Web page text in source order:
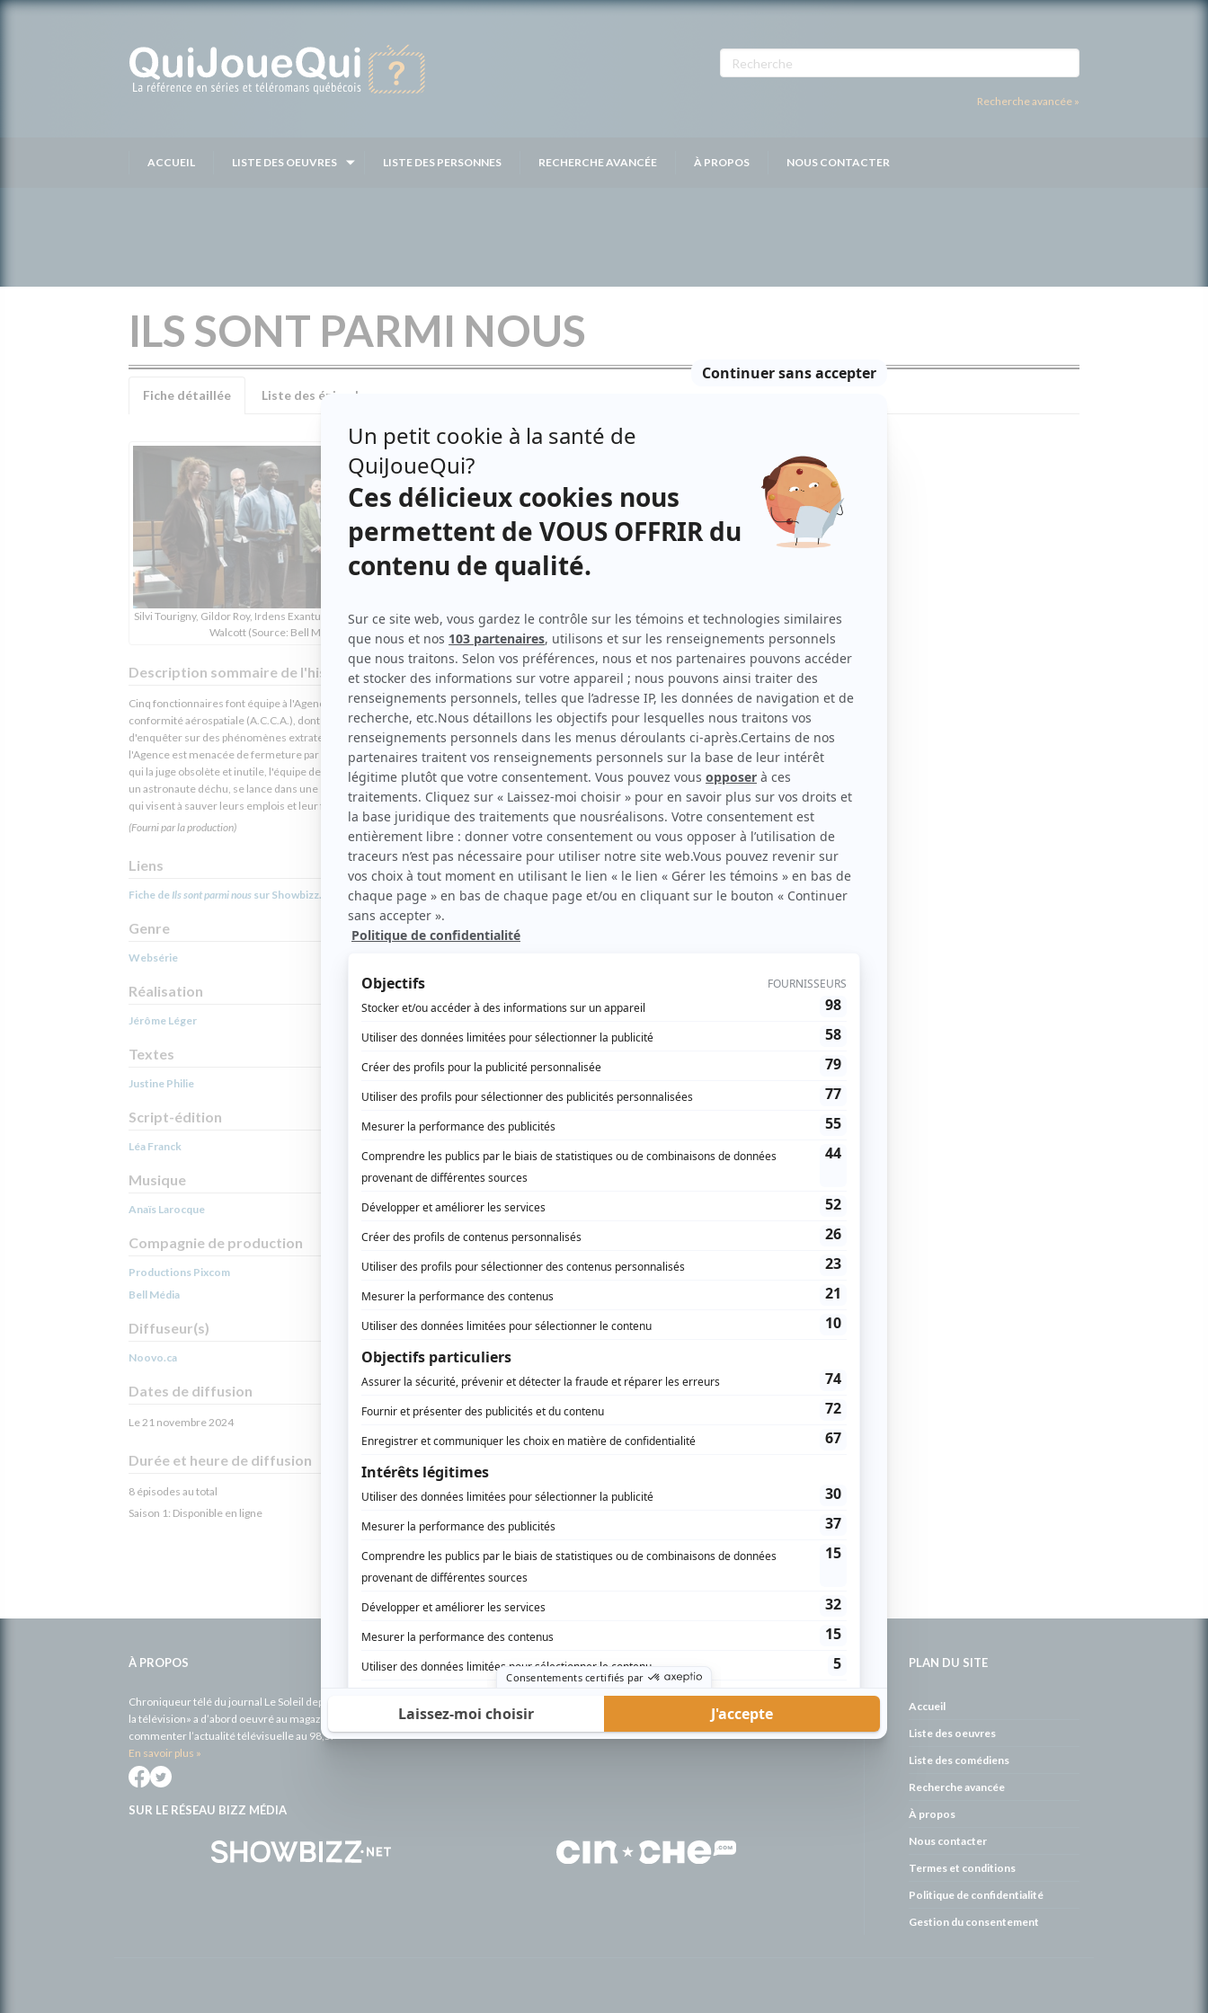
Recherche avancée »
ACCUEIL LISTE DES OEUVRES LISTE DES PERSONNES RECHERCHE AVANCÉE À PROPOS NOUS CONTACTER
ILS SONT PARMI NOUS
Fiche détaillée Liste des épisodes
Silvi Tourigny, Gildor Roy, Irdens Exantus, Julianne Côté, Karl
Walcott (Source: Bell Média)
Description sommaire de l'histoire
Cinq fonctionnaires font équipe à l'Agence canadienne de la
conformité aérospatiale (A.C.C.A.), dont le mandat est
d'enquêter sur des phénomènes extraterrestres. Lorsque
l'Agence est menacée de fermeture par un nouveau ministre
qui la juge obsolète et inutile, l'équipe de l'A.C.C.A., menée par
un astronaute déchu, se lance dans une série de manigances
qui visent à sauver leurs emplois et leur fierté.
(Fourni par la production)
Liens
Fiche de Ils sont parmi nous sur Showbizz.net
Genre
Websérie
Réalisation
Jérôme Léger
Textes
Justine Philie
Script-édition
Léa Franck
Musique
Anaïs Larocque
Compagnie de production
Productions Pixcom
Bell Média
Diffuseur(s)
Noovo.ca
Dates de diffusion
Le 21 novembre 2024
Durée et heure de diffusion
8 épisodes au total
Saison 1: Disponible en ligne
Distribution principale
Jocelyn Terreault
Julianne Côté(Béatrice Thomas
Stéphane Crête(René Ryan)
Silvi Tourigny
Martine McIntyre
Karl Walcott(Maxime Clark
Catherine Proulx-Lemay (Josée Castonguay
Distribution secondaire
Gabriel Infante(Jorge Acosta)
Sophie Prégent(Agente Dupuis)
Charles Lafortune (Agent Brodeur)
Claude Bégin(Claude Bégin)
Lysandre Nadeau
(Lysandre Nadeau
Brian Piton (Attaché politique)
Sylvie Laporte(Voix mère Béatrice)
Raphaël Côté(Garde du corps)
Louis Carrière
À PROPOS
Chroniqueur télé du journal Le Soleil depuis 2001, Richard Therrien carbure à son petit écran. Celui qu’on surnomme parfois «l’encyclopédie de
la télévision» a d’abord oeuvré au magazine TV Hebdo de 1996 à 2001. Sa spécialité: la télé québécoise. On peut l’entendre régulièrement
commenter l’actualité télévisuelle au 98,5.
En savoir plus »
SUR LE RÉSEAU BIZZ MÉDIA
PLAN DU SITE
Accueil
Liste des oeuvres
Liste des comédiens
Recherche avancée
À propos
Nous contacter
Termes et conditions
Politique de confidentialité
Gestion du consentement